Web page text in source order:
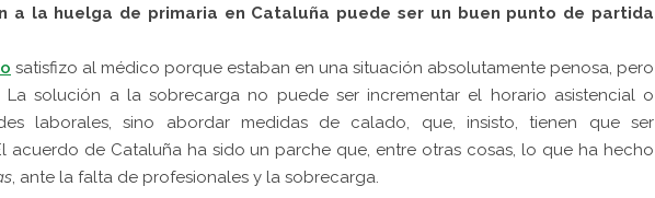
a la huelga de primaria en Cataluña puede ser un buen punto de partida
satisfizo al médico porque estaban en una situación absolutamente penosa, pero
La solución a la sobrecarga no puede ser incrementar el horario asistencial o
laborales, sino abordar medidas de calado, que, insisto, tienen que ser
acuerdo de Cataluña ha sido un parche que, entre otras cosas, lo que ha hecho
, ante la falta de profesionales y la sobrecarga.